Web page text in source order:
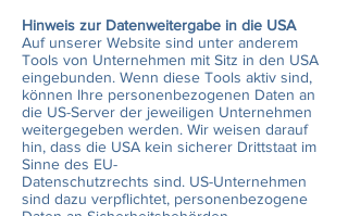
Hinweis zur Datenweitergabe in die USA
Auf unserer Website sind unter anderem
Tools von Unternehmen mit Sitz in den USA
eingebunden. Wenn diese Tools aktiv sind,
können Ihre personenbezogenen Daten an
die US-Server der jeweiligen Unternehmen
weitergegeben werden. Wir weisen darauf
hin, dass die USA kein sicherer Drittstaat im
Sinne des EU-
Datenschutzrechts sind. US-Unternehmen
sind dazu verpflichtet, personenbezogene